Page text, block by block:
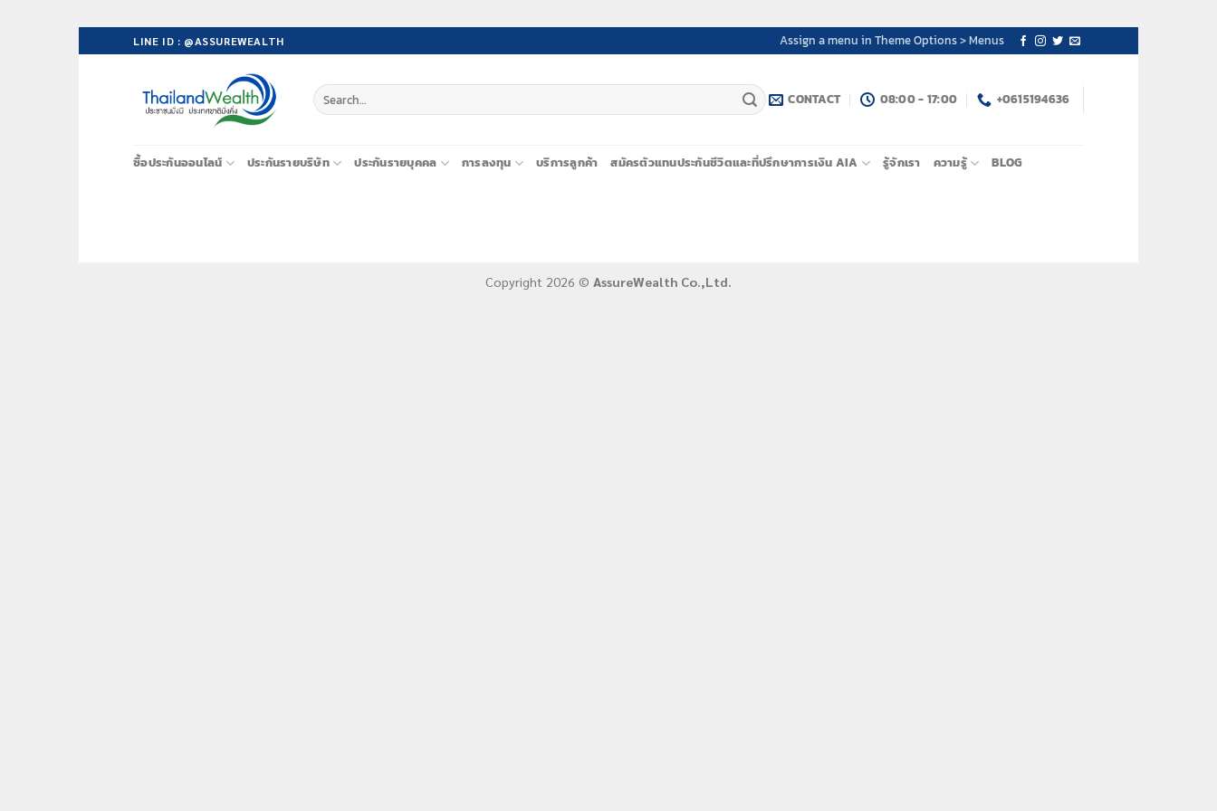
to
LINE ID : @ASSUREWEALTH Assign a menu in Theme Options > Menus
CONTACT 08:00 - 17:00 +0615194636
ซื้อประกันออนไลน์ ประกันรายบริษัท ประกันรายบุคคล การลงทุน บริการลูกค้า สมัครตัวแทนประกันชีวิตและที่ปรึกษาการเงิน AIA รู้จักเรา ความรู้ BLOG
Copyright 2026 © AssureWealth Co.,Ltd.